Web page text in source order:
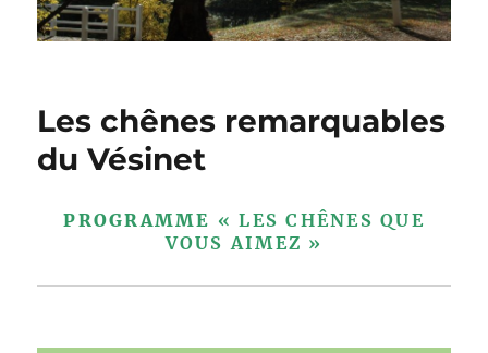
Les chênes remarquables
du Vésinet
PROGRAMME « LES CHÊNES QUE
VOUS AIMEZ »